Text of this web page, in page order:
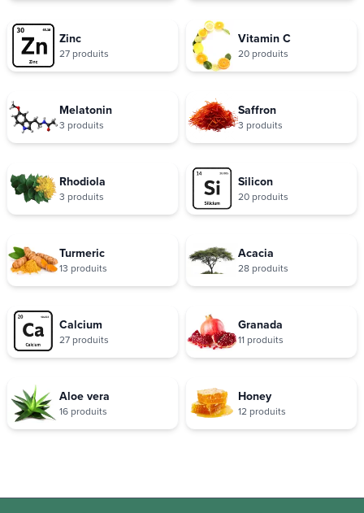
Zinc
27 produits
Vitamin C
20 produits
Melatonin
3 produits
Saffron
3 produits
Rhodiola
3 produits
Silicon
20 produits
Turmeric
13 produits
Acacia
28 produits
Calcium
27 produits
Granada
11 produits
Aloe vera
16 produits
Honey
12 produits